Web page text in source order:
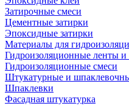
Затирочные смеси
Цементные затирки
Эпоксидные затирки
Материалы для
Гидроизоляционные ленты и
Гидроизоляционные смеси
Штукатурные и
Шпаклевки
Фасадная штукатурка